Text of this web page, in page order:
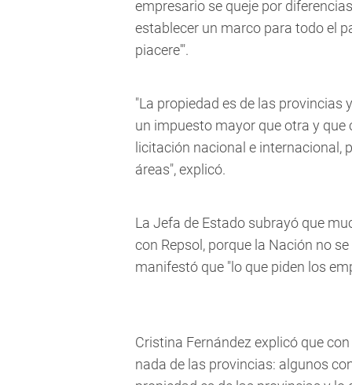
empresario se queje por
establecer un marco para todo el
piacere'".
"La propiedad es de las provincias
un impuesto mayor que otra y que
licitación nacional e internacional,
áreas", explicó.
La Jefa de Estado subrayó que
con Repsol, porque la Nación no
manifestó que "lo que piden los
Cristina Fernández explicó que
nada de las provincias: algunos